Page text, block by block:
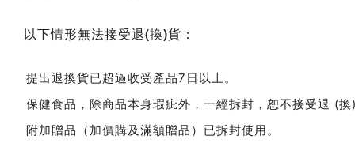
以下情形無法接受退(換)貨：
提出退換貨已超過收受產品7日以上。
保健食品，除商品本身瑕疵外，一經拆封，恕不接受退 (
附加贈品（加價購及滿額贈品）已拆封使用。